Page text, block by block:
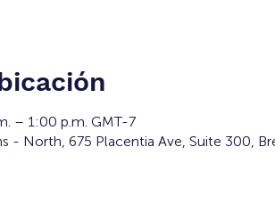
– 1:00 p.m. GMT-7
- North, 675 Placentia Ave, Suite 300,